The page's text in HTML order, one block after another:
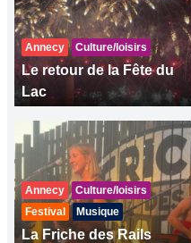
Annecy Culture/loisirs
Le retour de la Fête du
Lac
Annecy
Culture/loisirs
Festival
Musique
La Friche des Rails